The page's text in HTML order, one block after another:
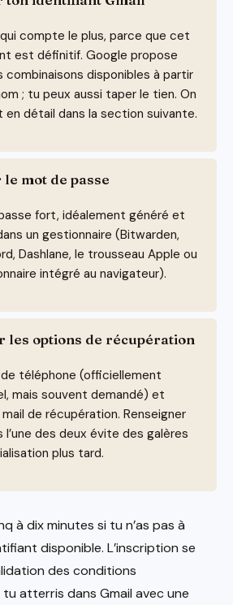
compte le plus, parce que cet
est définitif. Google propose
combinaisons disponibles à partir
; tu peux aussi taper le tien. On
en détail dans la section suivante.
mot de passe
fort, idéalement généré et
un gestionnaire (Bitwarden,
Dashlane, le trousseau Apple ou
intégré au navigateur).
les options de récupération
téléphone (officiellement
mais souvent demandé) et
de récupération. Renseigner
l’une des deux évite des galères
plus tard.
à dix minutes si tu n’as pas à
disponible. L’inscription se
des conditions
tu atterris dans Gmail avec une